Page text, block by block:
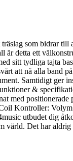
som bidrar till
detta ett
sitt tydliga tajta
att nå alla band
Samtidigt ger
&
med
Kontroller:
utbudet dig
värld. Det har